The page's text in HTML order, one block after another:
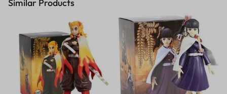
Similar Products